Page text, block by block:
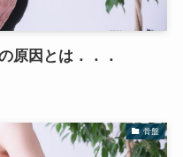
原因とは．．．
骨盤